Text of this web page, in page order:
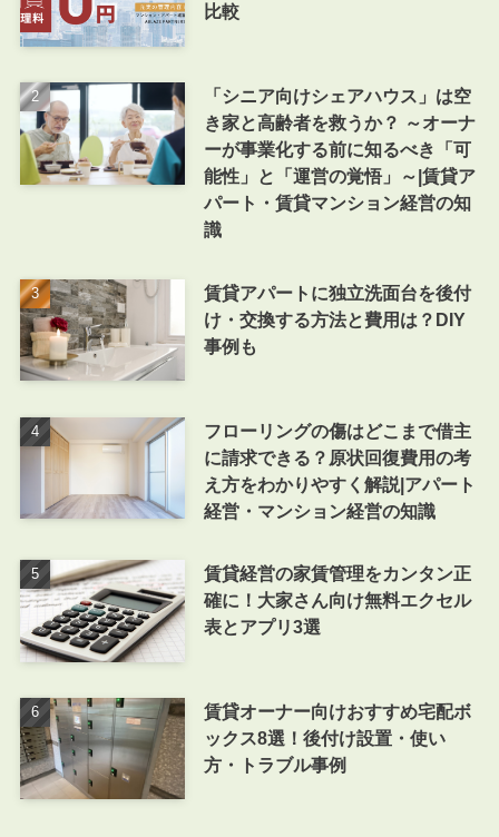
比較
「シニア向けシェアハウス」は空
き家と高齢者を救うか？ ～オーナ
ーが事業化する前に知るべき「可
能性」と「運営の覚悟」～|賃貸ア
パート・賃貸マンション経営の知
識
賃貸アパートに独立洗面台を後付
け・交換する方法と費用は？DIY
事例も
フローリングの傷はどこまで借主
に請求できる？原状回復費用の考
え方をわかりやすく解説|アパート
経営・マンション経営の知識
賃貸経営の家賃管理をカンタン正
確に！大家さん向け無料エクセル
表とアプリ3選
賃貸オーナー向けおすすめ宅配ボ
ックス8選！後付け設置・使い
方・トラブル事例